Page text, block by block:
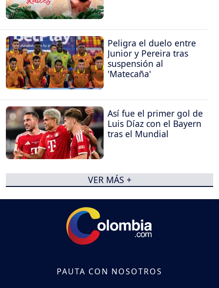
Peligra el duelo entre
Junior y Pereira tras
suspensión al
'Matecaña'
Así fue el primer gol de
Luis Díaz con el Bayern
tras el Mundial
VER MÁS +
PAUTA CON NOSOTROS